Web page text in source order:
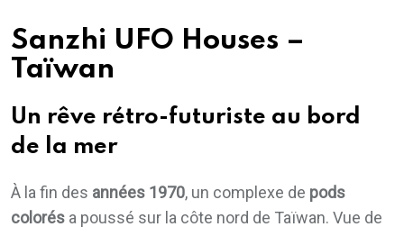
Sanzhi UFO Houses –
Taïwan
Un rêve rétro-futuriste au bord
de la mer
À la fin des années 1970, un complexe de pods
colorés a poussé sur la côte nord de Taïwan. Vue de